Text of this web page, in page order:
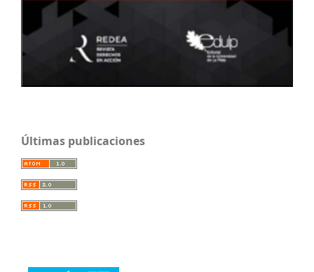
Últimas publicaciones